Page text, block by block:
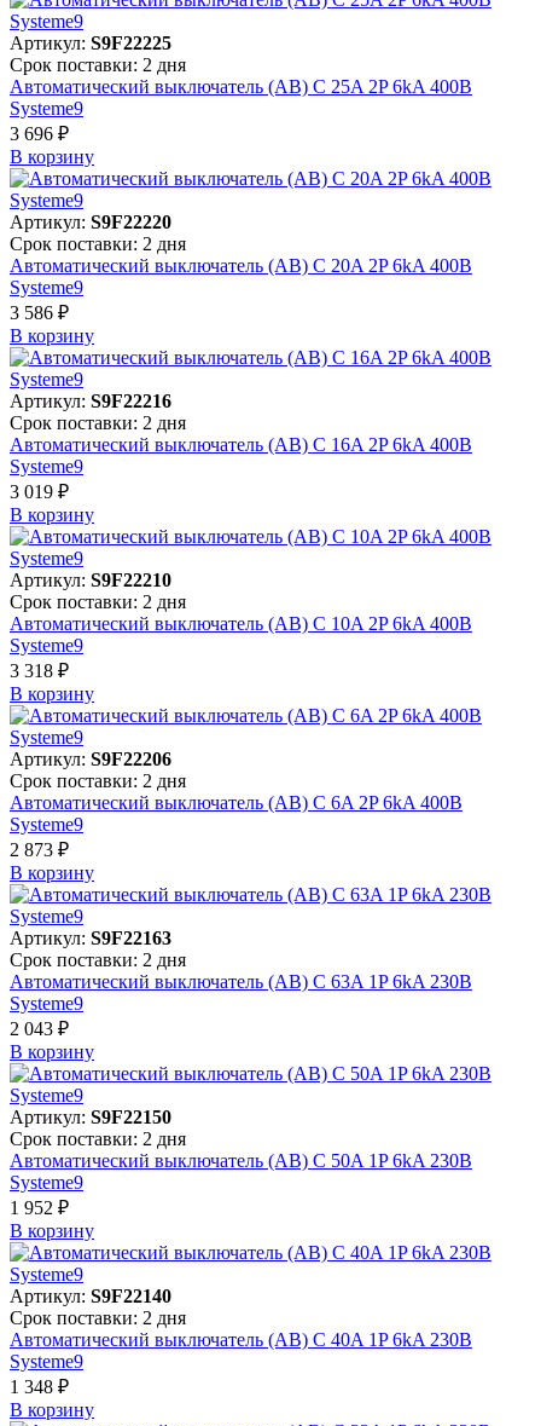
Артикул: S9F22225
Срок поставки: 2 дня
Автоматический выключатель (АВ) C 25A 2P 6kA 400В
Systeme9
3 696 ₽
В корзинy
Артикул: S9F22220
Срок поставки: 2 дня
Автоматический выключатель (АВ) C 20A 2P 6kA 400В
Systeme9
3 586 ₽
В корзинy
Артикул: S9F22216
Срок поставки: 2 дня
Автоматический выключатель (АВ) C 16A 2P 6kA 400В
Systeme9
3 019 ₽
В корзинy
Артикул: S9F22210
Срок поставки: 2 дня
Автоматический выключатель (АВ) C 10A 2P 6kA 400В
Systeme9
3 318 ₽
В корзинy
Артикул: S9F22206
Срок поставки: 2 дня
Автоматический выключатель (АВ) C 6A 2P 6kA 400В
Systeme9
2 873 ₽
В корзинy
Артикул: S9F22163
Срок поставки: 2 дня
Автоматический выключатель (АВ) C 63A 1P 6kA 230В
Systeme9
2 043 ₽
В корзинy
Артикул: S9F22150
Срок поставки: 2 дня
Автоматический выключатель (АВ) C 50A 1P 6kA 230В
Systeme9
1 952 ₽
В корзинy
Артикул: S9F22140
Срок поставки: 2 дня
Автоматический выключатель (АВ) C 40A 1P 6kA 230В
Systeme9
1 348 ₽
В корзинy